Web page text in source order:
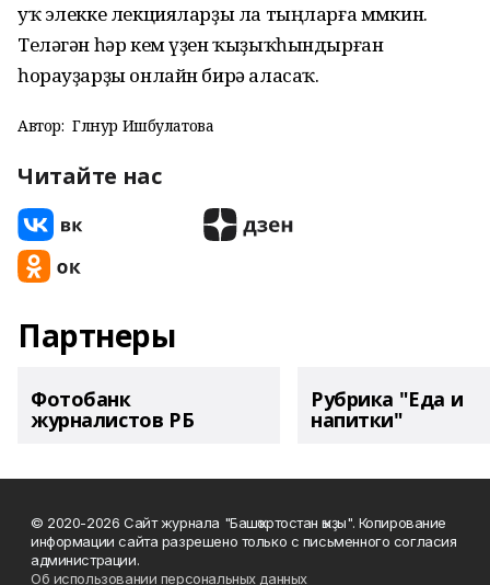
уҡ элекке лекцияларҙы ла тыңларға мөмкин.
Теләгән һәр кем үҙен ҡыҙыҡһындырған
һорауҙарҙы онлайн бирә аласаҡ.
Автор: Гөлнур Ишбулатова
Читайте нас
Партнеры
Фотобанк
журналистов РБ
Рубрика "Еда и
напитки"
© 2020-2026 Сайт журнала "Башҡортостан ҡыҙы". Копирование
информации сайта разрешено только с письменного согласия
администрации.
Об использовании персональных данных